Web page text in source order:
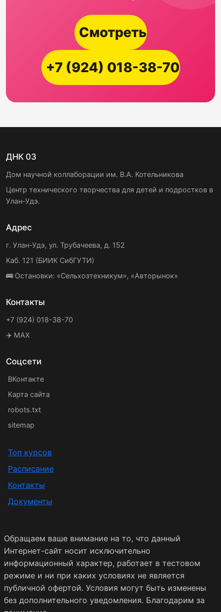
Смотреть
+7 (924) 018-38-70
ДНК 03
Дом научной коллаборации им. В.А. Котельникова
Центр технического творчества для детей и подростков в
Улан-Удэ.
Адрес
г. Улан-Удэ, ул. Трубачеева, д. 152
Каб. 121 (БИИК СибГУТИ)
🚌 Остановки: «Сельхозтехникум», «Авторынок»
Контакты
+7 (924) 018-38-70
✈️ MAX
Соцсети
ВКонтакте
Карта сайта
robots.txt
sitemap
Топ курсов
Расписание
Контакты
Документы
Обращаем ваше внимание на то, что данный
Интернет-сайт носит исключительно
информационный характер, работает в тестовом
режиме и ни при каких условиях не является
публичной офертой. Условия могут быть изменены
без дополнительного уведомления. Благодарим за